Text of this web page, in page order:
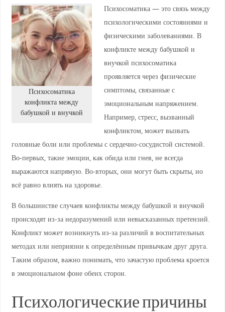
Психосоматика
конфликта между
бабушкой и внучкой
Психосоматика — это связь между
психологическими состояниями и
физическими заболеваниями. В
конфликте между бабушкой и
внучкой психосоматика
проявляется через физические
симптомы, связанные с
эмоциональным напряжением.
Например, стресс, вызванный
конфликтом, может вызвать
головные боли или проблемы с сердечно-сосудистой системой.
Во-первых, такие эмоции, как обида или гнев, не всегда
выражаются напрямую. Во-вторых, они могут быть скрыты, но
всё равно влиять на здоровье.
В большинстве случаев конфликты между бабушкой и внучкой
происходят из-за недоразумений или невысказанных претензий.
Конфликт может возникнуть из-за различий в воспитательных
методах или неприязни к определённым привычкам друг друга.
Таким образом, важно понимать, что зачастую проблема кроется
в эмоциональном фоне обеих сторон.
Психологические причины